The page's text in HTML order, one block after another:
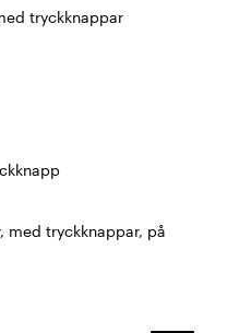
tryckknappar
med tryckknappar, på